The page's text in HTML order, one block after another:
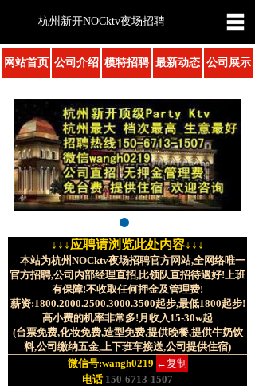
杭州新开NOCktv夜场招聘
网站首页 公司介绍 模特招聘 最新动态 公司展示
↓↓↓应聘请浏览此处内容↓↓↓
本站为杭州NOCktv夜场招聘官方网站,全网络唯一
官方招聘,公司内部经理直招,比领队直招待遇好!上班
有保障!不收取任何押金及管理费!
薪资:1800.2000.2500.3000.3500起步,最低1800起步!
高小费的机率非常多!月收入15-30w起
(台票免费,化妆免费,造型免费,提供晚餐,提供牛奶饮
料,公司缴纳五金,上下班车接送,公司提供住宿)
微信号:wangh0219 ←复制
电话 150-6713-1507